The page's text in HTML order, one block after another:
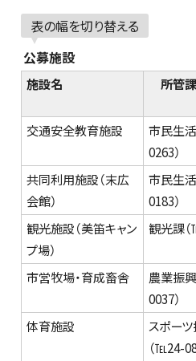
表の幅を切り替える
公募施設
施設名 所管課
交通安全教育施設
市民生
0263）
共同利用施設（末広
会館）
市民生
0183）
観光施設（美笛キャン
プ場）
観光課
市営牧場・育成畜舎
農業振
0037）
体育施設
スポー
（℡24-